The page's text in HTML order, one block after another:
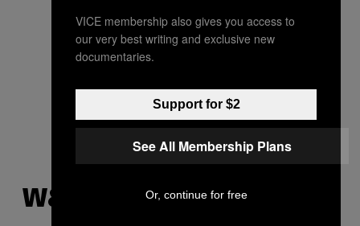
W&W
VICE membership also gives you access to
our very best writing and exclusive new
documentaries.
Support for $2
See All Membership Plans
Or, continue for free